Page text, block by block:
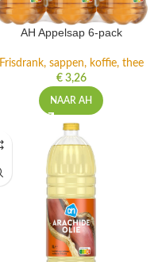
AH Appelsap 6-pack
Frisdrank, sappen, koffie, thee
€3,26
NAAR AH